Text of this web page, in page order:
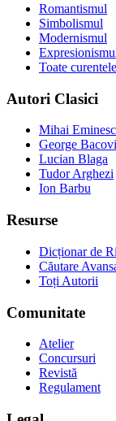
Romantismul
Simbolismul
Modernismul
Toate curentele
Autori Clasici
Mihai
George
Lucian Blaga
Tudor Arghezi
Ion Barbu
Resurse
Dicționar de
Căutare
Toți Autorii
Comunitate
Atelier
Concursuri
Revistă
Regulament